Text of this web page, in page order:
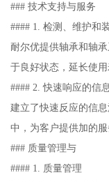
### 技术支持与服务
#### 1. 检测、维护和
耐尔优提供轴承和轴
于良好状态，延长使用
#### 2. 快速响应的信
建立了快速反应的信
中，为客户提供加的服
### 质量管理与
#### 1. 质量管理